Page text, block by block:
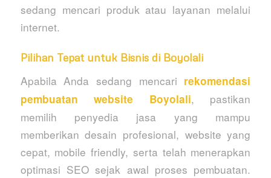
sedang mencari produk atau layanan melalui
internet.
Pilihan Tepat untuk Bisnis di Boyolali
Apabila Anda sedang mencari rekomendasi
pembuatan website Boyolali, pastikan
memilih penyedia jasa yang mampu
memberikan desain profesional, website yang
cepat, mobile friendly, serta telah menerapkan
optimasi SEO sejak awal proses pembuatan.